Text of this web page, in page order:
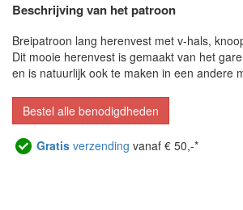
Beschrijving van het patroon
Breipatroon lang herenvest met v-hals,
Dit mooie herenvest is gemaakt van het
en is natuurlijk ook te maken in een andere
Bestel alle benodigdheden
Gratis verzending vanaf € 50,-*